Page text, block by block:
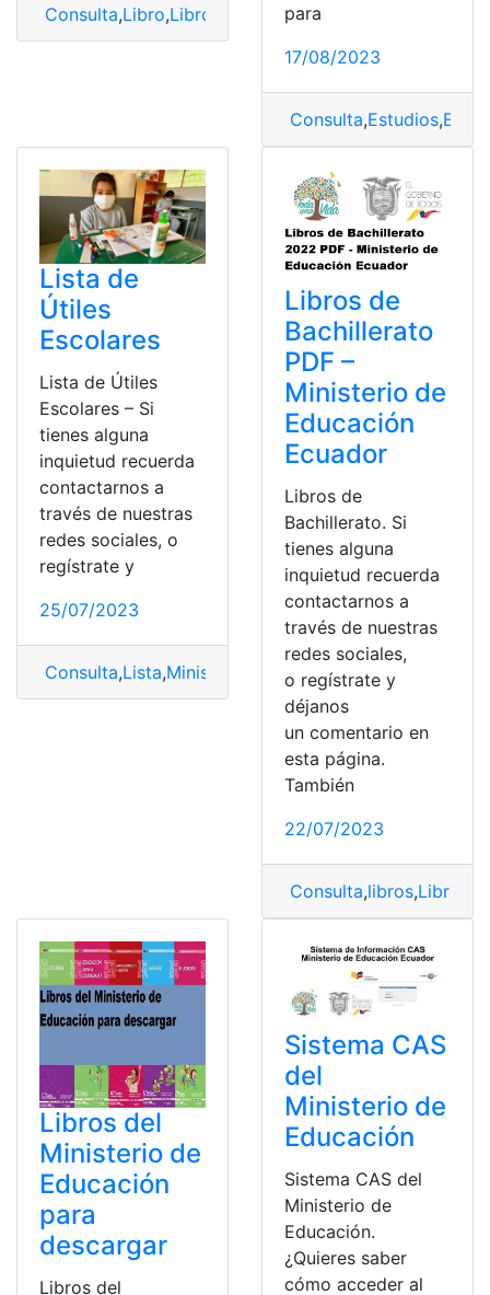
Consulta,Libro,Libro Ciencias Sociales
para
17/08/2023
Consulta,Estudios,
Lista de
Útiles
Escolares
Lista de Útiles
Escolares – Si
tienes alguna
inquietud recuerda
contactarnos a
través de nuestras
redes sociales, o
regístrate y
25/07/2023
Consulta,Lista,Ministerio Ministerio de educación
Libros de
Bachillerato
PDF –
Ministerio de
Educación
Ecuador
Libros de
Bachillerato. Si
tienes alguna
inquietud recuerda
contactarnos a
través de nuestras
redes sociales,
o regístrate y
déjanos
un comentario en
esta página.
También
22/07/2023
Consulta,libros,Libros
Libros del
Ministerio de
Educación
para
descargar
Libros del
Sistema CAS
del
Ministerio de
Educación
Sistema CAS del
Ministerio de
Educación.
¿Quieres saber
cómo acceder al